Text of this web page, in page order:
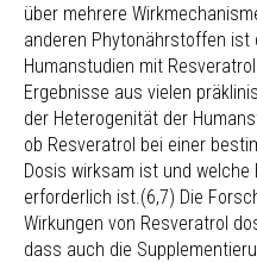
über mehrere
anderen Phytonährstoffen
Humanstudien mit
Ergebnisse aus vielen
der Heterogenität der
ob Resveratrol bei einer
Dosis wirksam ist und
erforderlich ist.(6,7) Die
Wirkungen von Resveratrol
dass auch die